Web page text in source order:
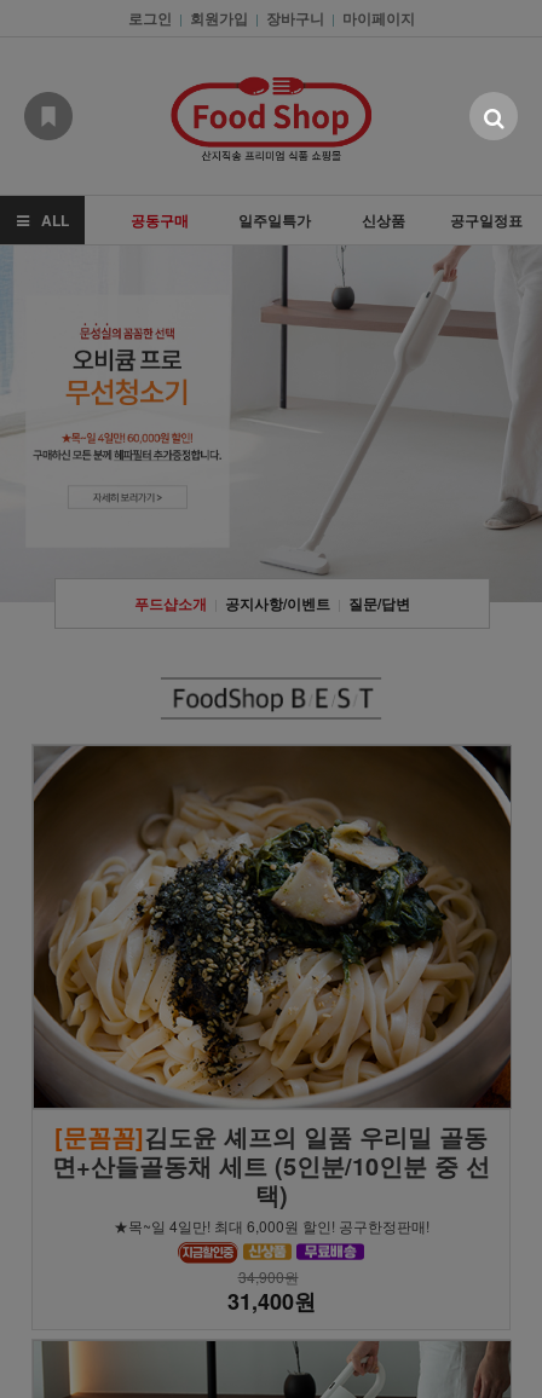
로그인 | 회원가입 | 장바구니 | 마이페이지
ALL 공동구매 일주일특가 신상품 공구일정표
푸드샵소개 공지사항/이벤트 질문/답변
[문꼼꼼]김도윤 셰프의 일품 우리밀 골동
면+산들골동채 세트 (5인분/10인분 중 선
택)
★목~일 4일만! 최대 6,000원 할인! 공구한정판매!
34,900원
31,400원